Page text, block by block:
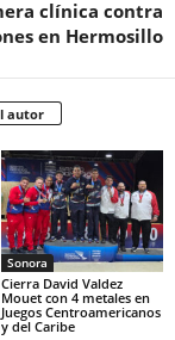
clínica contra
en Hermosillo
autor
Sonora
Cierra David Valdez
Mouet con 4 metales en
Juegos Centroamericanos
y del Caribe